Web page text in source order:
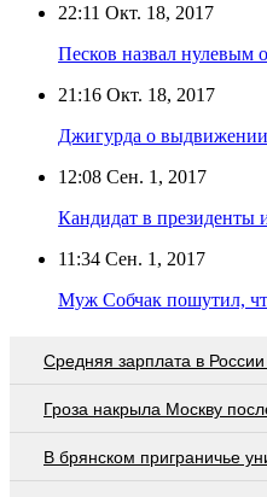
22:11 Окт. 18, 2017
Песков назвал нулевым
21:16 Окт. 18, 2017
Джигурда о
12:08 Сен. 1, 2017
Кандидат в президенты
11:34 Сен. 1, 2017
Муж Собчак пошутил,
Средняя зарплата в
Гроза накрыла Москву
В брянском приграничье